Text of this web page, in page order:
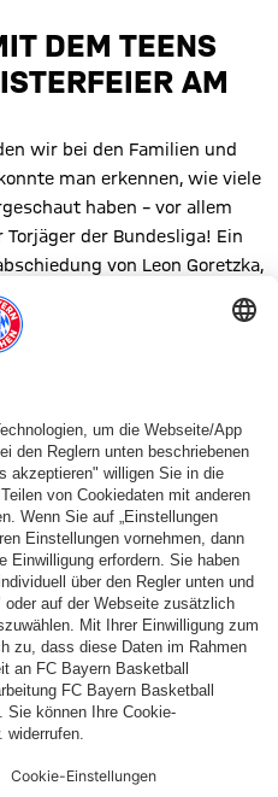
DEM TEENS
AM
wir bei den Familien und
man erkennen, wie viele
haben – vor allem
der Bundesliga! Ein
von Leon Goretzka,
wurde. Goretzka lief
Bayern auf.
Spieler, dass die Meisterfeier
ist. „Jeder genießt die
Das wird für immer im
Musiala, und Josip Stanisic
es sehr, wenn wir am
Erlebnis, und auch
sehr schön.“ Das finden wir
so nah miterleben zu dürfen,